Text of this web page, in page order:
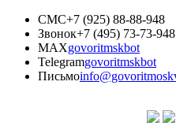
СМС+7 (925) 88-88-948
Звонок+7 (495) 73-73-948
MAXgovoritmskbot
Telegramgovoritmskbot
Письмо